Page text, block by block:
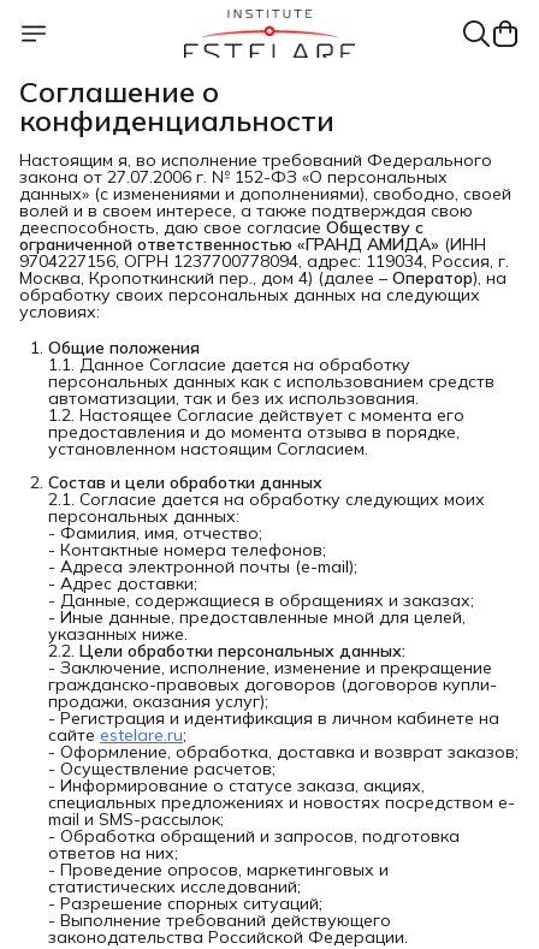
Соглашение о
конфиденциальности
Настоящим я, во исполнение требований Федерального
закона от 27.07.2006 г. № 152-ФЗ «О персональных
данных» (с изменениями и дополнениями), свободно, своей
волей и в своем интересе, а также подтверждая свою
дееспособность, даю свое согласие Обществу с
ограниченной ответственностью «ГРАНД АМИДА» (ИНН
9704227156, ОГРН 1237700778094, адрес: 119034, Россия, г.
Москва, Кропоткинский пер., дом 4) (далее – Оператор), на
обработку своих персональных данных на следующих
условиях:
Общие положения
1.1. Данное Согласие дается на обработку
персональных данных как с использованием средств
автоматизации, так и без их использования.
1.2. Настоящее Согласие действует с момента его
предоставления и до момента отзыва в порядке,
установленном настоящим Согласием.
Состав и цели обработки данных
2.1. Согласие дается на обработку следующих моих
персональных данных:
- Фамилия, имя, отчество;
- Контактные номера телефонов;
- Адреса электронной почты (e-mail);
- Адрес доставки;
- Данные, содержащиеся в обращениях и заказах;
- Иные данные, предоставленные мной для целей,
указанных ниже.
2.2. Цели обработки персональных данных:
- Заключение, исполнение, изменение и прекращение
гражданско-правовых договоров (договоров купли-
продажи, оказания услуг);
- Регистрация и идентификация в личном кабинете на
сайте estelare.ru;
- Оформление, обработка, доставка и возврат заказов;
- Осуществление расчетов;
- Информирование о статусе заказа, акциях,
специальных предложениях и новостях посредством e-
mail и SMS-рассылок;
- Обработка обращений и запросов, подготовка
ответов на них;
- Проведение опросов, маркетинговых и
статистических исследований;
- Разрешение спорных ситуаций;
- Выполнение требований действующего
законодательства Российской Федерации.